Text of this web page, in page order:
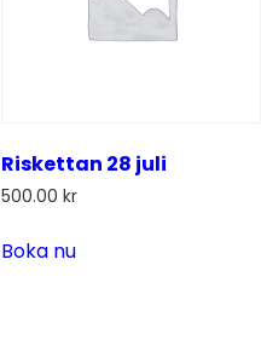
Riskettan 28 juli
500.00 kr
Boka nu